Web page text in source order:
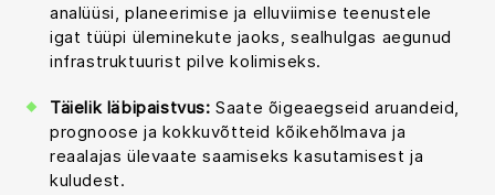
analüüsi, planeerimise ja elluviimise teenustele
igat tüüpi üleminekute jaoks, sealhulgas aegunud
infrastruktuurist pilve kolimiseks.
Täielik läbipaistvus:Saate õigeaegseid aruandeid,
prognoose ja kokkuvõtteid kõikehõlmava ja
reaalajas ülevaate saamiseks kasutamisest ja
kuludest.